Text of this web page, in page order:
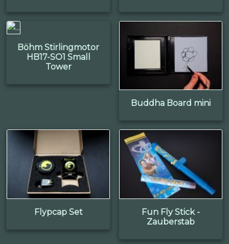
Böhm Stirlingmotor
HB17-SO1 Small
Tower
Buddha Board mini
Flypcap Set
Fun Fly Stick -
Zauberstab